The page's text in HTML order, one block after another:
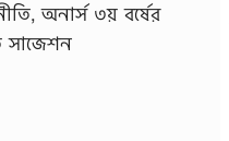
অনার্স ৩য় বর্ষের
সাজেশন